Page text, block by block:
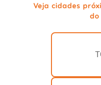
Veja cidades
do